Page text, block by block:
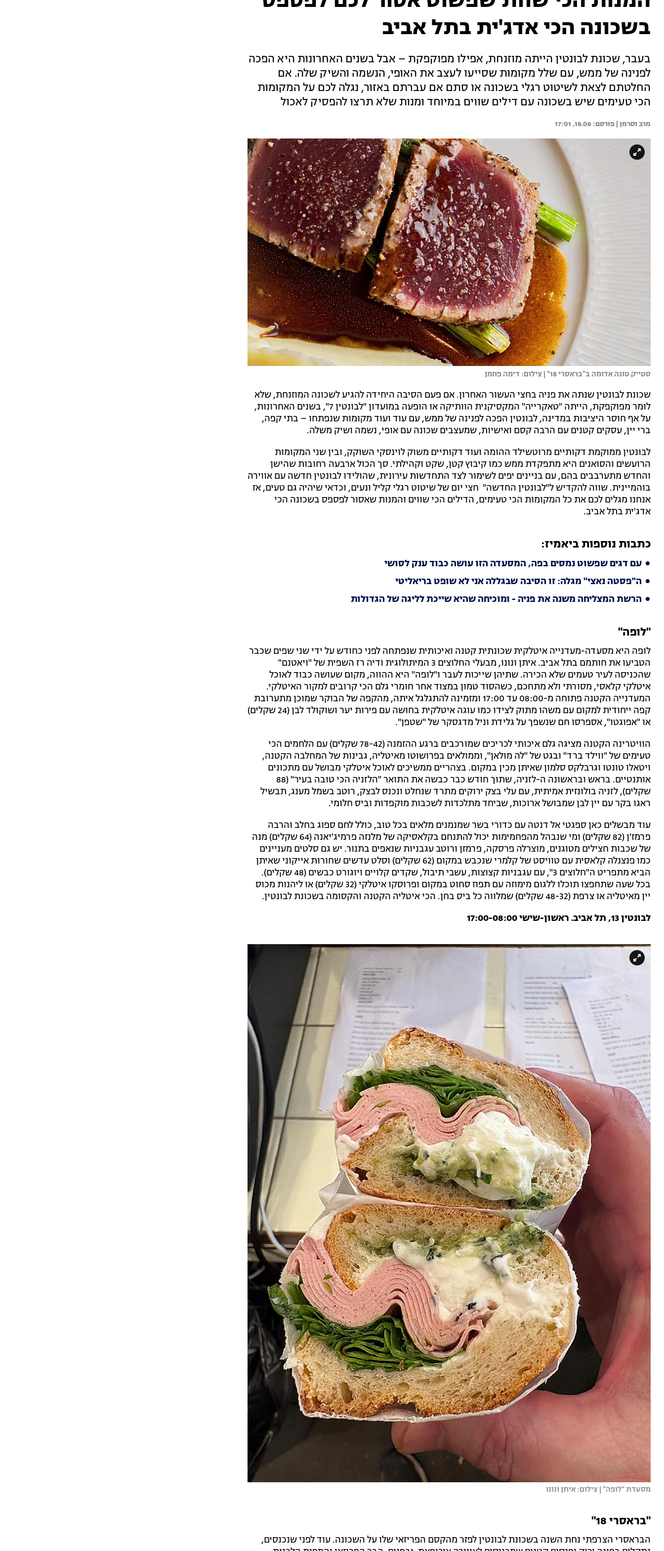
בשכונה הכי אדג'ית בתל אביב
בעבר, שכונת לבונטין הייתה מוזנחת, אפילו מפוקפקת – אבל בשנים האחרונות היא הפכה
לפנינה של ממש, עם שלל מקומות שסייעו לעצב את האופי, הנשמה והשיק שלה. אם
החלטתם לצאת לשיטוט רגלי בשכונה או סתם אם עברתם באזור, נגלה לכם על המקומות
הכי טעימים שיש בשכונה עם דילים שווים במיוחד ומנות שלא תרצו להפסיק לאכול
מרב וסרמן | 18.06, 17:01
סטייק טונה אדומה ב"בראסרי 18" | צילום: דימה פוזמן
שכונת לבונטין שנתה את פניה בחצי העשור האחרון. אם פעם הסיבה היחידה להגיע לשכונה המוזנחת, שלא
לומר מפוקפקת, הייתה "טאקרייה" המקסיקנית הוותיקה או הופעה במועדון "לבונטין 7", בשנים האחרונות,
על אף חוסר היציבות במדינה, לבונטין הפכה לפנינה של ממש, עם עוד ועוד מקומות שנפתחו – בתי קפה,
ברי יין, עסקים קטנים עם הרבה קסם ואישיות, שמעצבים שכונה עם אופי, נשמה ושיק משלה.
לבונטין ממוקמת דקותיים מרוטשילד ההומה ועוד דקותיים משוק לוינסקי השוקק, ובין שני המקומות
הרועשים והסואנים היא מתפקדת ממש כמו קיבוץ קטן, שקט וקהילתי. סך הכול ארבעה רחובות שהישן
והחדש מתערבבים בהם, עם בניינים יפים לשימור לצד התחדשות עירונית, שהולידו לבונטין חדשה עם אווירה
בוהמיינית. שווה להקדיש ל"לבונטין החדשה" חצי יום של שיטוט רגלי קליל ונעים, וכדאי שיהיה גם טעים, אז
אנחנו מגלים לכם את כל המקומות הכי טעימים, הדילים הכי שווים והמנות שאסור לפספס בשכונה הכי
אדג'ית בתל אביב.
כתבות נוספות ביאמיז:
עם דגים שפשוט נמסים בפה, המסעדה הזו עושה כבוד ענק לסושי
ה"פסטה נאצי" מגלה: זו הסיבה שבגללה אני לא שופט בריאליטי
הרשת המצליחה משנה את פניה - ומוכיחה שהיא שייכת לליגה של הגדולות
"לופה"
לופה היא מסעדה-מעדנייה איטלקית שכונתית קטנה ואיכותית שנפתחה לפני כחודש על ידי שני שפים שכבר
הטביעו את חותמם בתל אביב. איתן ונונו, מבעלי החלוצים 3 המיתולוגית ודיה רז השפית של "ויאטנם"
שהכניסה לעיר טעמים שלא הכירה. שתיהן שייכות לעבר ו"לופה" היא ההווה, מקום שעושה כבוד לאוכל
איטלקי קלאסי, מסורתי ולא מתחכם, כשהסוד טמון במצוד אחר חומרי גלם הכי קרובים למקור האיטלקי.
המעדנייה הקטנה פתוחה מ-08:00 עד 17:00 ומזמינה להתגלגל איתה, מהקפה של הבוקר שמוכן מתערובת
קפה ייחודית למקום עם משהו מתוק לצידו כמו עוגה איטלקית בחושה עם פירות יער ושוקולד לבן (24 שקלים)
או "אפוגטו", אספרסו חם שנשפך על גלידת וניל מדגסקר של "שטפן".
הוויטרינה הקטנה מציגה גלם איכותי לכריכים שמורכבים ברגע ההזמנה (78-42 שקלים) עם הלחמים הכי
טעימים של "ווילד ברד" ובגט של "לה מולאן", וממולאים בפרושוטו מאיטליה, גבינות של המחלבה הקטנה,
ויטאלו טונטו וגרבלקס סלמון שאיתן מכין במקום. בצהריים ממשיכים לאוכל איטלקי מבושל עם מתכונים
אותנטיים. בראש ובראשונה ה-לזניה, שתוך חודש כבר כבשה את התואר "הלזניה הכי טובה בעיר" (88
שקלים), לזניה בולונזית אמיתית, עם עלי בצק ירוקים מתרד שנחלט ונכנס לבצק, רוטב בשמל מענג, תבשיל
ראגו בקר עם יין לבן שמבושל ארוכות, שביחד מתלכדות לשכבות מוקפדות וביס חלומי.
עוד מבשלים כאן ספגטי אל דנטה עם כדורי בשר שמנמנים מלאים בכל טוב, כולל לחם ספוג בחלב והרבה
פרמז'ן (82 שקלים) ומי שנבהל מהפחמימות יכול להתנחם בקלאסיקה של מלנזה פרמיג'יאנה (64 שקלים) מנה
של שכבות חצילים מטוגנים, מוצרלה פרסקה, פרמזן ורוטב עגבניות שנאפים בתנור. יש גם סלטים מעניינים
כמו פנצנלה קלאסית עם טוויסט של קלמרי שנכבש במקום (62 שקלים) וסלט עדשים שחורות אייקוני שאיתן
הביא מתפריט ה"חלוצים 3", עם עגבניות קצוצות, עשבי תיבול, שקדים קלויים ויוגורט כבשים (48 שקלים).
בכל שעה שתחפצו תוכלו ללגום מימוזה עם תפוז סחוט במקום ופרוסקו איטלקי (32 שקלים) או ליהנות מכוס
יין מאיטליה או צרפת (48-32 שקלים) שמלווה כל ביס בחן. הכי איטליה הקטנה והקסומה בשכונת לבונטין.
לבונטין 13, תל אביב. ראשון-שישי 17:00-08:00
מסעדת "לופה" | צילום: איתן ונונו
"בראסרי 18"
הבראסרי הצרפתי נחת השנה בשכונת לבונטין לפזר מהקסם הפריזאי שלו על השכונה. עוד לפני שנכנסים,